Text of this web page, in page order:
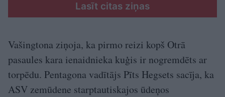
Lasīt citas ziņas
Vašingtona ziņoja, ka pirmo reizi kopš Otrā
pasaules kara ienaidnieka kuģis ir nogremdēts ar
torpēdu. Pentagona vadītājs Pīts Hegsets sacīja, ka
ASV zemūdene starptautiskajos ūdeņos